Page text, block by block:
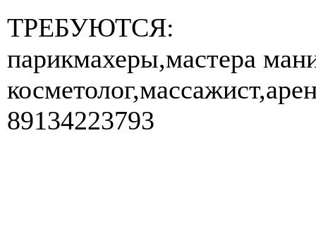
ТРЕБУЮТСЯ:
парикмахеры,мастера
89134223793